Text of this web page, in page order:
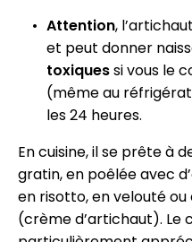
Attention,
et peut donner
toxiquessi vous le
(même au
les 24 heures.
En cuisine, il se prête à
gratin, en poêlée avec
en risotto, en velouté
(crème d’artichaut). Le